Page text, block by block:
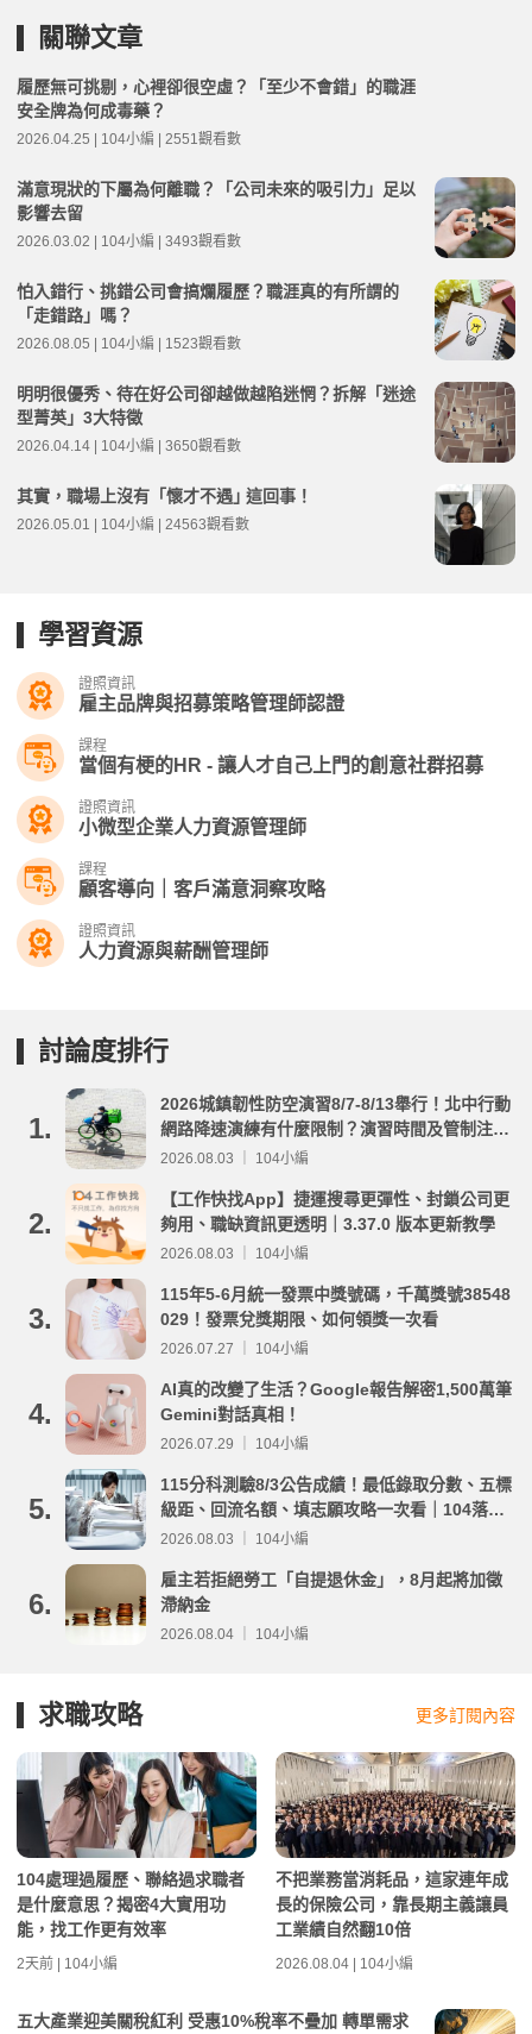
關聯文章
履歷無可挑剔，心裡卻很空虛？「至少不會錯」的職涯
安全牌為何成毒藥？
2026.04.25 | 104小編 | 2551觀看數
滿意現狀的下屬為何離職？「公司未來的吸引力」足以
影響去留
2026.03.02 | 104小編 | 3493觀看數
怕入錯行、挑錯公司會搞爛履歷？職涯真的有所謂的
「走錯路」嗎？
2026.08.05 | 104小編 | 1523觀看數
明明很優秀、待在好公司卻越做越陷迷惘？拆解「迷途
型菁英」3大特徵
2026.04.14 | 104小編 | 3650觀看數
其實，職場上沒有「懷才不遇｣ 這回事！
2026.05.01 | 104小編 | 24563觀看數
學習資源
證照資訊
雇主品牌與招募策略管理師認證
課程
當個有梗的HR - 讓人才自己上門的創意社群招募
證照資訊
小微型企業人力資源管理師
課程
顧客導向｜客戶滿意洞察攻略
證照資訊
人力資源與薪酬管理師
討論度排行
1.
2026城鎮韌性防空演習8/7-8/13舉行！北中行動
網路降速演練有什麼限制？演習時間及管制注意
事項整理
2026.08.03 ｜ 104小編
2.
【工作快找App】捷運搜尋更彈性、封鎖公司更
夠用、職缺資訊更透明｜3.37.0 版本更新教學
2026.08.03 ｜ 104小編
3.
115年5-6月統一發票中獎號碼，千萬獎號38548
029！發票兌獎期限、如何領獎一次看
2026.07.27 ｜ 104小編
4.
AI真的改變了生活？Google報告解密1,500萬筆
Gemini對話真相！
2026.07.29 ｜ 104小編
5.
115分科測驗8/3公告成績！最低錄取分數、五標
級距、回流名額、填志願攻略一次看｜104落點
分析
2026.08.03 ｜ 104小編
6.
雇主若拒絕勞工「自提退休金」，8月起將加徵
滯納金
2026.08.04 ｜ 104小編
求職攻略 更多訂閱內容
104處理過履歷、聯絡過求職者
是什麼意思？揭密4大實用功
能，找工作更有效率
2天前 | 104小編
不把業務當消耗品，這家連年成
長的保險公司，靠長期主義讓員
工業績自然翻10倍
2026.08.04 | 104小編
五大產業迎美關稅紅利 受惠10%稅率不疊加 轉單需求